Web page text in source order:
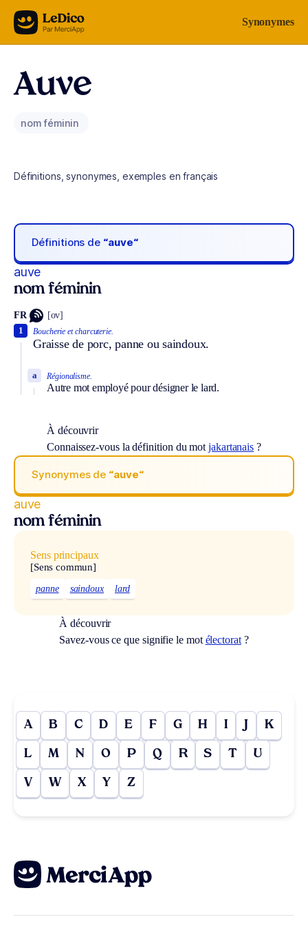
Aller au contenu Synonymes
Auve
nom féminin
Définitions, synonymes, exemples en français
Définitions de “auve“
auve
nom féminin
FR [ov]
Boucherie et charcuterie.
Graisse de porc, panne ou saindoux.
1
Régionalisme.
Autre mot employé pour désigner le lard.
a
À découvrir
Connaissez-vous la définition du motjakartanais ?
Synonymes de “auve“
auve
nom féminin
Sens principaux
[Sens commun]
panne saindoux lard
À découvrir
Savez-vous ce que signifie le mot électorat?
A B C D E F G H I J K
L M N O P Q R S T U
V W X Y Z